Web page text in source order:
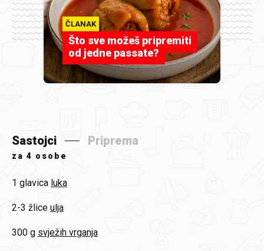
ČLANAK
Što sve možeš pripremiti
od jedne passate?
Sastojci Priprema
za 4 osobe
1 glavica luka
2-3 žlice ulja
300 g svježih vrganja